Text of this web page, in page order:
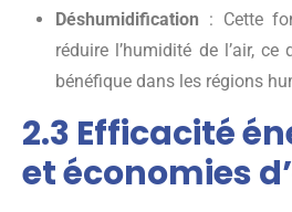
Déshumidification : Cette
réduire l’humidité de l’air,
bénéfique dans les régions
2.3 Efficacité
et économies